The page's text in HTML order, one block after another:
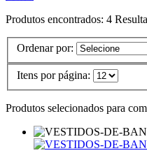
Produtos encontrados: 4
Ordenar por:
Itens por página:
Produtos selecionados para